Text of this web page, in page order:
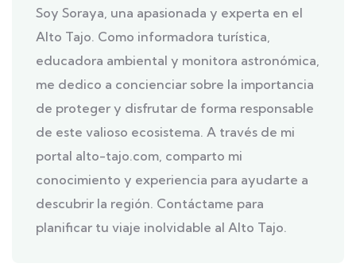
Soy Soraya, una apasionada y experta en el
Alto Tajo. Como informadora turística,
educadora ambiental y monitora astronómica,
me dedico a concienciar sobre la importancia
de proteger y disfrutar de forma responsable
de este valioso ecosistema. A través de mi
portal alto-tajo.com, comparto mi
conocimiento y experiencia para ayudarte a
descubrir la región. Contáctame para
planificar tu viaje inolvidable al Alto Tajo.